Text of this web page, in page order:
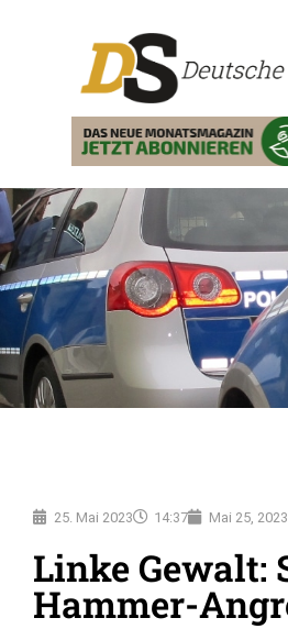
25. Mai 2023 14:37 Mai 25, 2023
Linke Gewalt:
Hammer-